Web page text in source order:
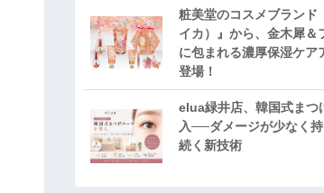
粧美堂のコスメブランド
イカ）』から、金木犀＆
に包まれる濃厚保湿ケア
登場！
elua緑井店、韓国式まつ
入──ダメージが少なく持
続く新技術